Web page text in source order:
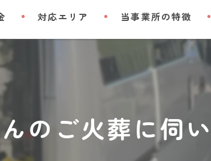
対応エリア 当事業所の特徴
出張
立ち会い
のご火葬に伺い